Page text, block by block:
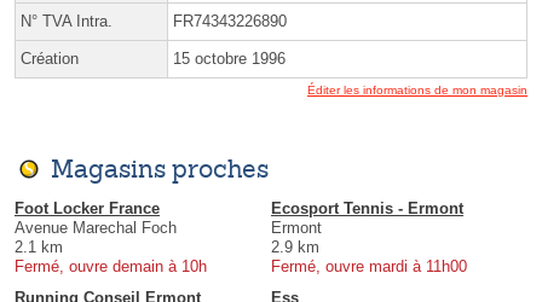
N° TVA Intra. FR74343226890
Création 15 octobre 1996
Éditer les informations de mon magasin
Magasins proches
Foot Locker France
Avenue Marechal Foch
2.1 km
Fermé, ouvre demain à 10h
Ecosport Tennis - Ermont
Ermont
2.9 km
Fermé, ouvre mardi à 11h00
Running Conseil Ermont
Ess